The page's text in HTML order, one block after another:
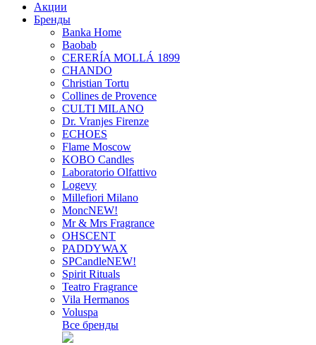
Акции
Бренды
Banka Home
Baobab
CERERÍA MOLLÁ 1899
CHANDO
Christian Tortu
Collines de Provence
CULTI MILANO
Dr. Vranjes Firenze
ECHOES
Flame Moscow
KOBO Candles
Laboratorio Olfattivo
Logevy
Millefiori Milano
MoncNEW!
Mr & Mrs Fragrance
OHSCENT
PADDYWAX
SPCandleNEW!
Spirit Rituals
Teatro Fragrance
Vila Hermanos
Voluspa
Все бренды